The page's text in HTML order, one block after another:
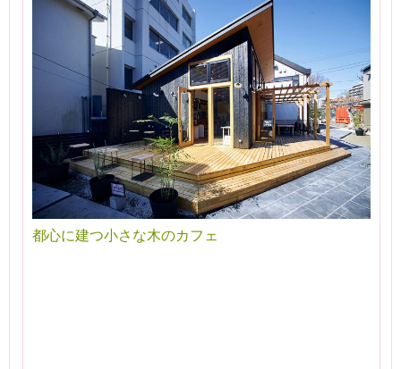
都心に建つ小さな木のカフェ